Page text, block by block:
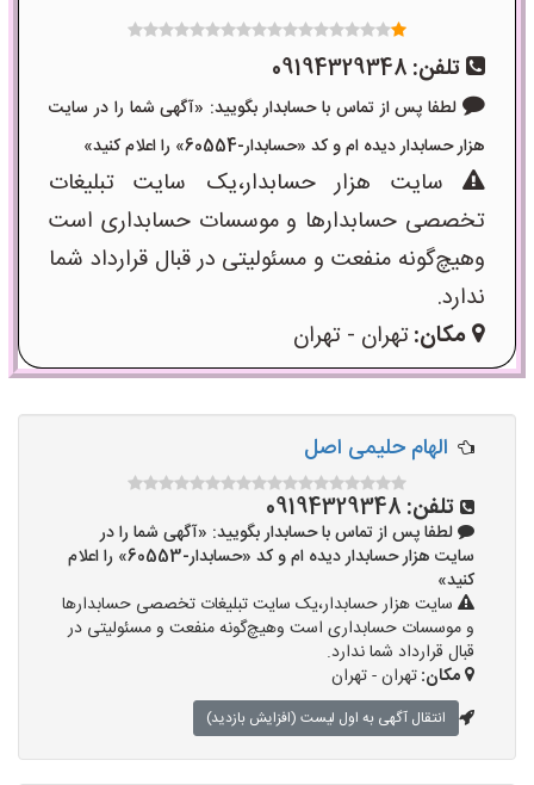
تلفن: 09194329348
لطفا پس از تماس با حسابدار بگویید: «آگهی شما را در سایت
هزار حسابدار دیده ام و کد «حسابدار-60554» را اعلام کنید»
سایت هزار حسابدار،یک سایت تبلیغات
تخصصی حسابدارها و موسسات حسابداری است
وهیچ‌گونه منفعت و مسئولیتی در قبال قرارداد شما
ندارد.
مکان:تهران - تهران
الهام حلیمی اصل
تلفن: 09194329348
لطفا پس از تماس با حسابدار بگویید: «آگهی شما را در
سایت هزار حسابدار دیده ام و کد «حسابدار-60553» را اعلام
کنید»
سایت هزار حسابدار،یک سایت تبلیغات تخصصی حسابدارها
و موسسات حسابداری است وهیچ‌گونه منفعت و مسئولیتی در
قبال قرارداد شما ندارد.
مکان:تهران - تهران
انتقال آگهی به اول لیست (افزایش بازدید)